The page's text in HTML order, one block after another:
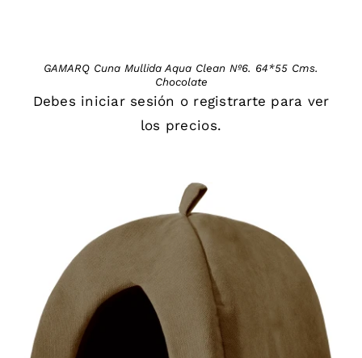
GAMARQ Cuna Mullida Aqua Clean Nº6. 64*55 Cms.
Chocolate
Debes iniciar sesión o registrarte para ver
los precios.
DETAILS